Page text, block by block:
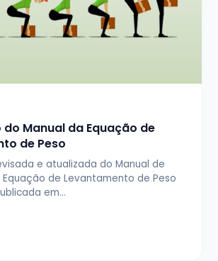
Manual da Equação de
de Peso
e atualizada do Manual de
de Levantamento de Peso
em…